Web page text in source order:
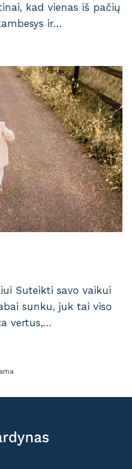
kad vienas iš pačių
ir…
Suteikti savo vaikui
sunku, juk tai viso
vertus,…